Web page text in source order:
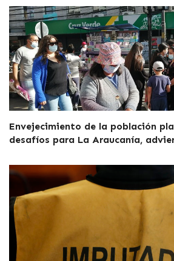
Envejecimiento de la población
desafíos para La Araucanía,